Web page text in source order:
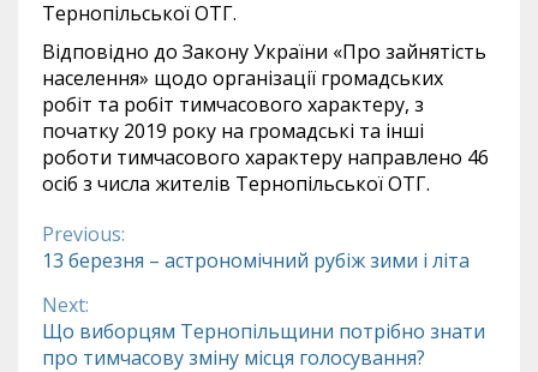
Тернопільської ОТГ.
Відповідно до Закону України «Про зайнятість
населення» щодо організації громадських
робіт та робіт тимчасового характеру, з
початку 2019 року на громадські та інші
роботи тимчасового характеру направлено 46
осіб з числа жителів Тернопільської ОТГ.
Continue
Reading
Previous:
13 березня – астрономічний рубіж зими і літа
Next:
Що виборцям Тернопільщини потрібно знати
про тимчасову зміну місця голосування?